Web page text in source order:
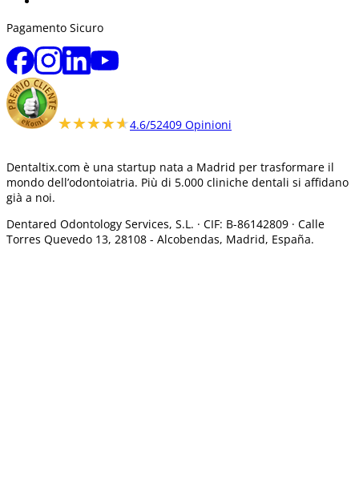
Pagamento Sicuro
★★★★★
★★★★★4.6/52409 Opinioni
Dentaltix.com è una startup nata a Madrid per trasformare il
mondo dell’odontoiatria. Più di 5.000 cliniche dentali si affidano
già a noi.
Dentared Odontology Services, S.L. · CIF: B-86142809 · Calle
Torres Quevedo 13, 28108 - Alcobendas, Madrid, España.